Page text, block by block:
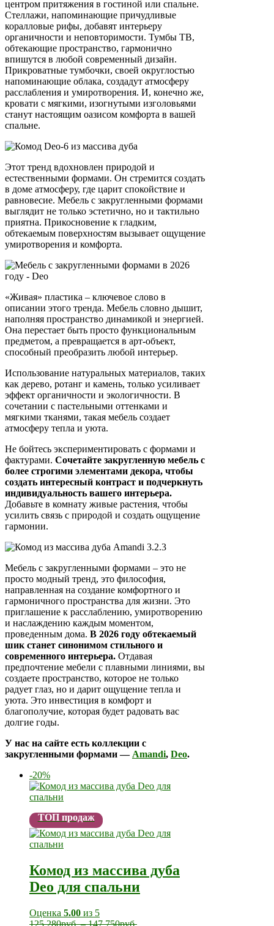
центром притяжения в гостиной или спальне.
Стеллажи, напоминающие причудливые
коралловые рифы, добавят интерьеру
органичности и неповторимости. Тумбы ТВ,
обтекающие пространство, гармонично
впишутся в любой современный дизайн.
Прикроватные тумбочки, своей округлостью
напоминающие облака, создадут атмосферу
расслабления и умиротворения. И, конечно же,
кровати с мягкими, изогнутыми изголовьями
станут настоящим оазисом комфорта в вашей
спальне.
Этот тренд вдохновлен природой и
естественными формами. Он стремится создать
в доме атмосферу, где царит спокойствие и
равновесие. Мебель с закругленными формами
выглядит не только эстетично, но и тактильно
приятна. Прикосновение к гладким,
обтекаемым поверхностям вызывает ощущение
умиротворения и комфорта.
«Живая» пластика – ключевое слово в
описании этого тренда. Мебель словно дышит,
наполняя пространство динамикой и энергией.
Она перестает быть просто функциональным
предметом, а превращается в арт-объект,
способный преобразить любой интерьер.
Использование натуральных материалов, таких
как дерево, ротанг и камень, только усиливает
эффект органичности и экологичности. В
сочетании с пастельными оттенками и
мягкими тканями, такая мебель создает
атмосферу тепла и уюта.
Не бойтесь экспериментировать с формами и
фактурами. Сочетайте закругленную мебель с
более строгими элементами декора, чтобы
создать интересный контраст и подчеркнуть
индивидуальность вашего интерьера.
Добавьте в комнату живые растения, чтобы
усилить связь с природой и создать ощущение
гармонии.
Мебель с закругленными формами – это не
просто модный тренд, это философия,
направленная на создание комфортного и
гармоничного пространства для жизни. Это
приглашение к расслаблению, умиротворению
и наслаждению каждым моментом,
проведенным дома. В 2026 году обтекаемый
шик станет синонимом стильного и
современного интерьера. Отдавая
предпочтение мебели с плавными линиями, вы
создаете пространство, которое не только
радует глаз, но и дарит ощущение тепла и
уюта. Это инвестиция в комфорт и
благополучие, которая будет радовать вас
долгие годы.
У нас на сайте есть коллекции с
закругленными формами — Amandi, Deo.
-20%
ТОП продаж
Комод из массива дуба
Deo для спальни
Оценка 5.00 из 5
125 280руб.–147 750руб.